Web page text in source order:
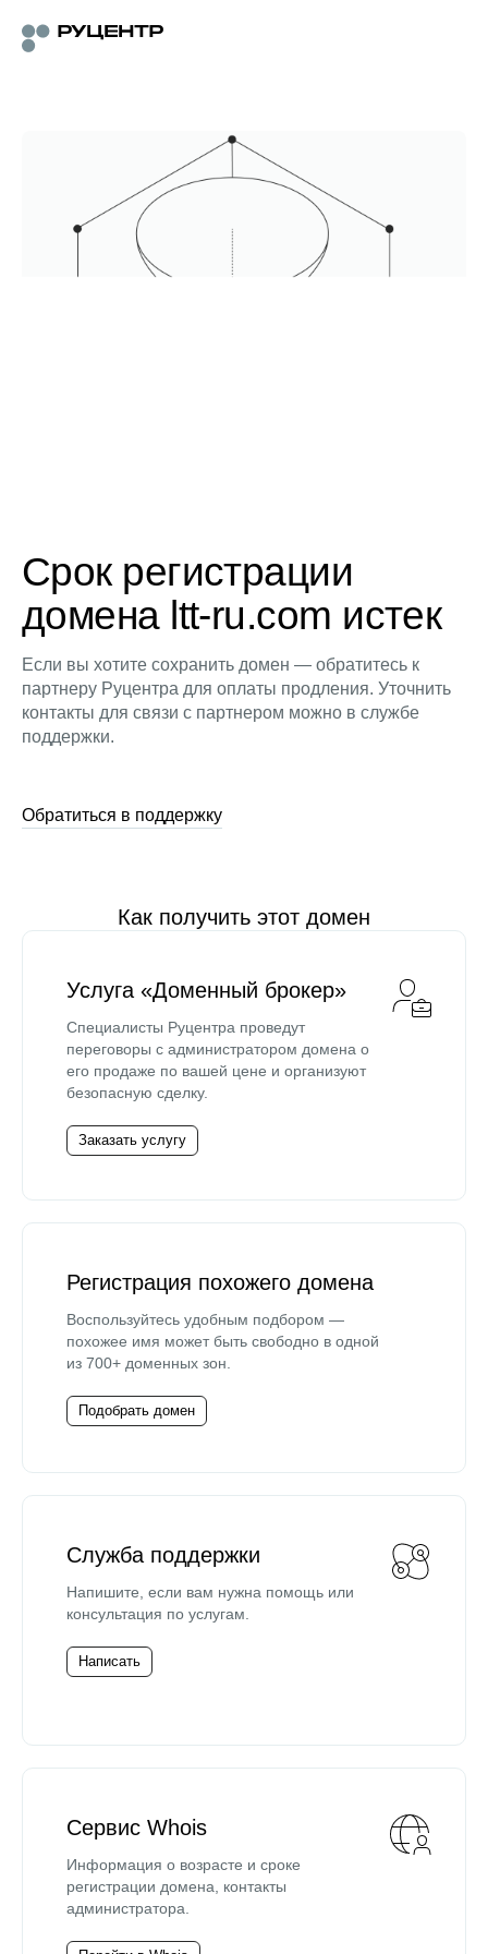
Срок регистрации
домена ltt-ru.com истек
Если вы хотите сохранить домен — обратитесь к
партнеру Руцентра для оплаты продления. Уточнить
контакты для связи с партнером можно в службе
поддержки.
Обратиться в поддержку
Как получить этот домен
Услуга «Доменный брокер»
Специалисты Руцентра проведут
переговоры с администратором домена о
его продаже по вашей цене и организуют
безопасную сделку.
Заказать услугу
Регистрация похожего домена
Воспользуйтесь удобным подбором —
похожее имя может быть свободно в одной
из 700+ доменных зон.
Подобрать домен
Служба поддержки
Напишите, если вам нужна помощь или
консультация по услугам.
Написать
Сервис Whois
Информация о возрасте и сроке
регистрации домена, контакты
администратора.